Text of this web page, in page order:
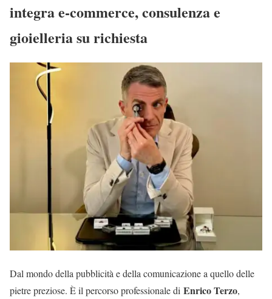
integra e-commerce, consulenza e
gioielleria su richiesta
Dal mondo della pubblicità e della comunicazione a quello delle
pietre preziose. È il percorso professionale di Enrico Terzo,